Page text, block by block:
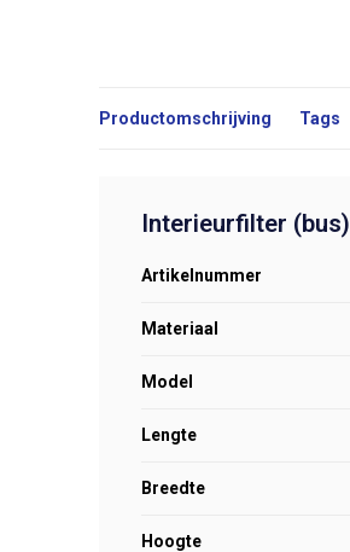
Productomschrijving Tags
Interieurfilter (bus)
Artikelnummer
Materiaal
Model
Lengte
Breedte
Hoogte